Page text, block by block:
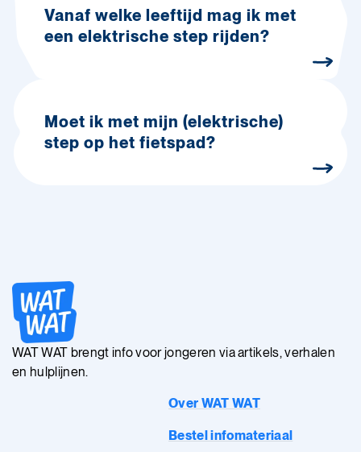
Vanaf welke leeftijd mag ik met
een elektrische step rijden?
Moet ik met mijn (elektrische)
step op het fietspad?
WAT WAT brengt info voor jongeren via artikels, verhalen
en hulplijnen.
Over WAT WAT
Bestel infomateriaal